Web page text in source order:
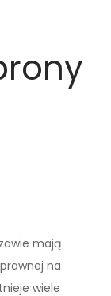
mają
na
wiele